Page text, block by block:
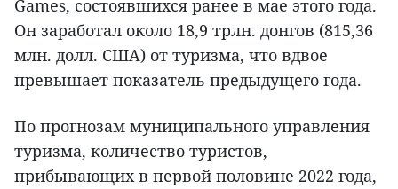
Games, состоявшихся ранее в мае этого года.
Он заработал около 18,9 трлн. донгов (815,36
млн. долл. США) от туризма, что вдвое
превышает показатель предыдущего года.
По прогнозам муниципального управления
туризма, количество туристов,
прибывающих в первой половине 2022 года,